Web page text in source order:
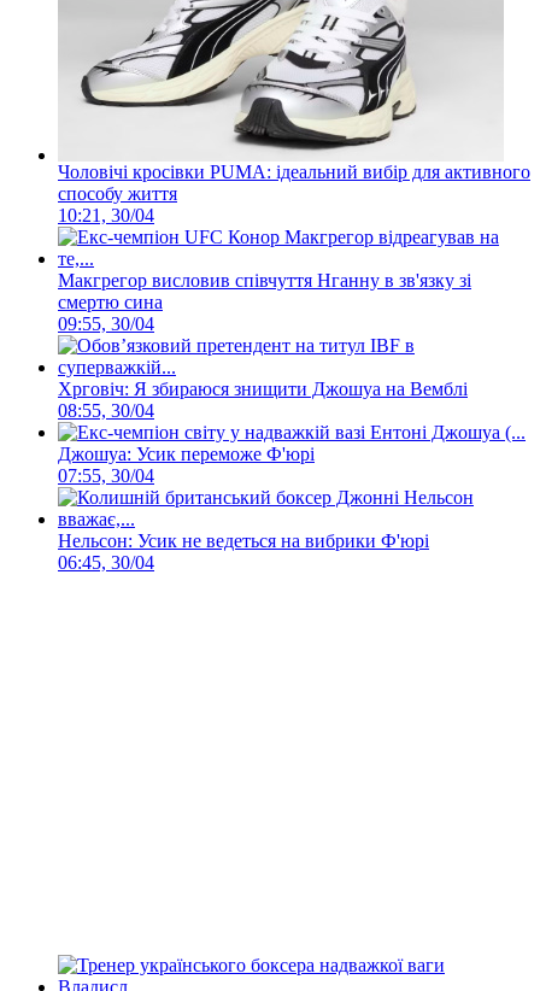
Чоловічі кросівки PUMA: ідеальний вибір для активного
способу життя
10:21, 30/04
Макгрегор висловив співчуття Нганну в зв'язку зі
смертю сина
09:55, 30/04
Хрговіч: Я збираюся знищити Джошуа на Вемблі
08:55, 30/04
Джошуа: Усик переможе Ф'юрі
07:55, 30/04
Нельсон: Усик не ведеться на вибрики Ф'юрі
06:45, 30/04